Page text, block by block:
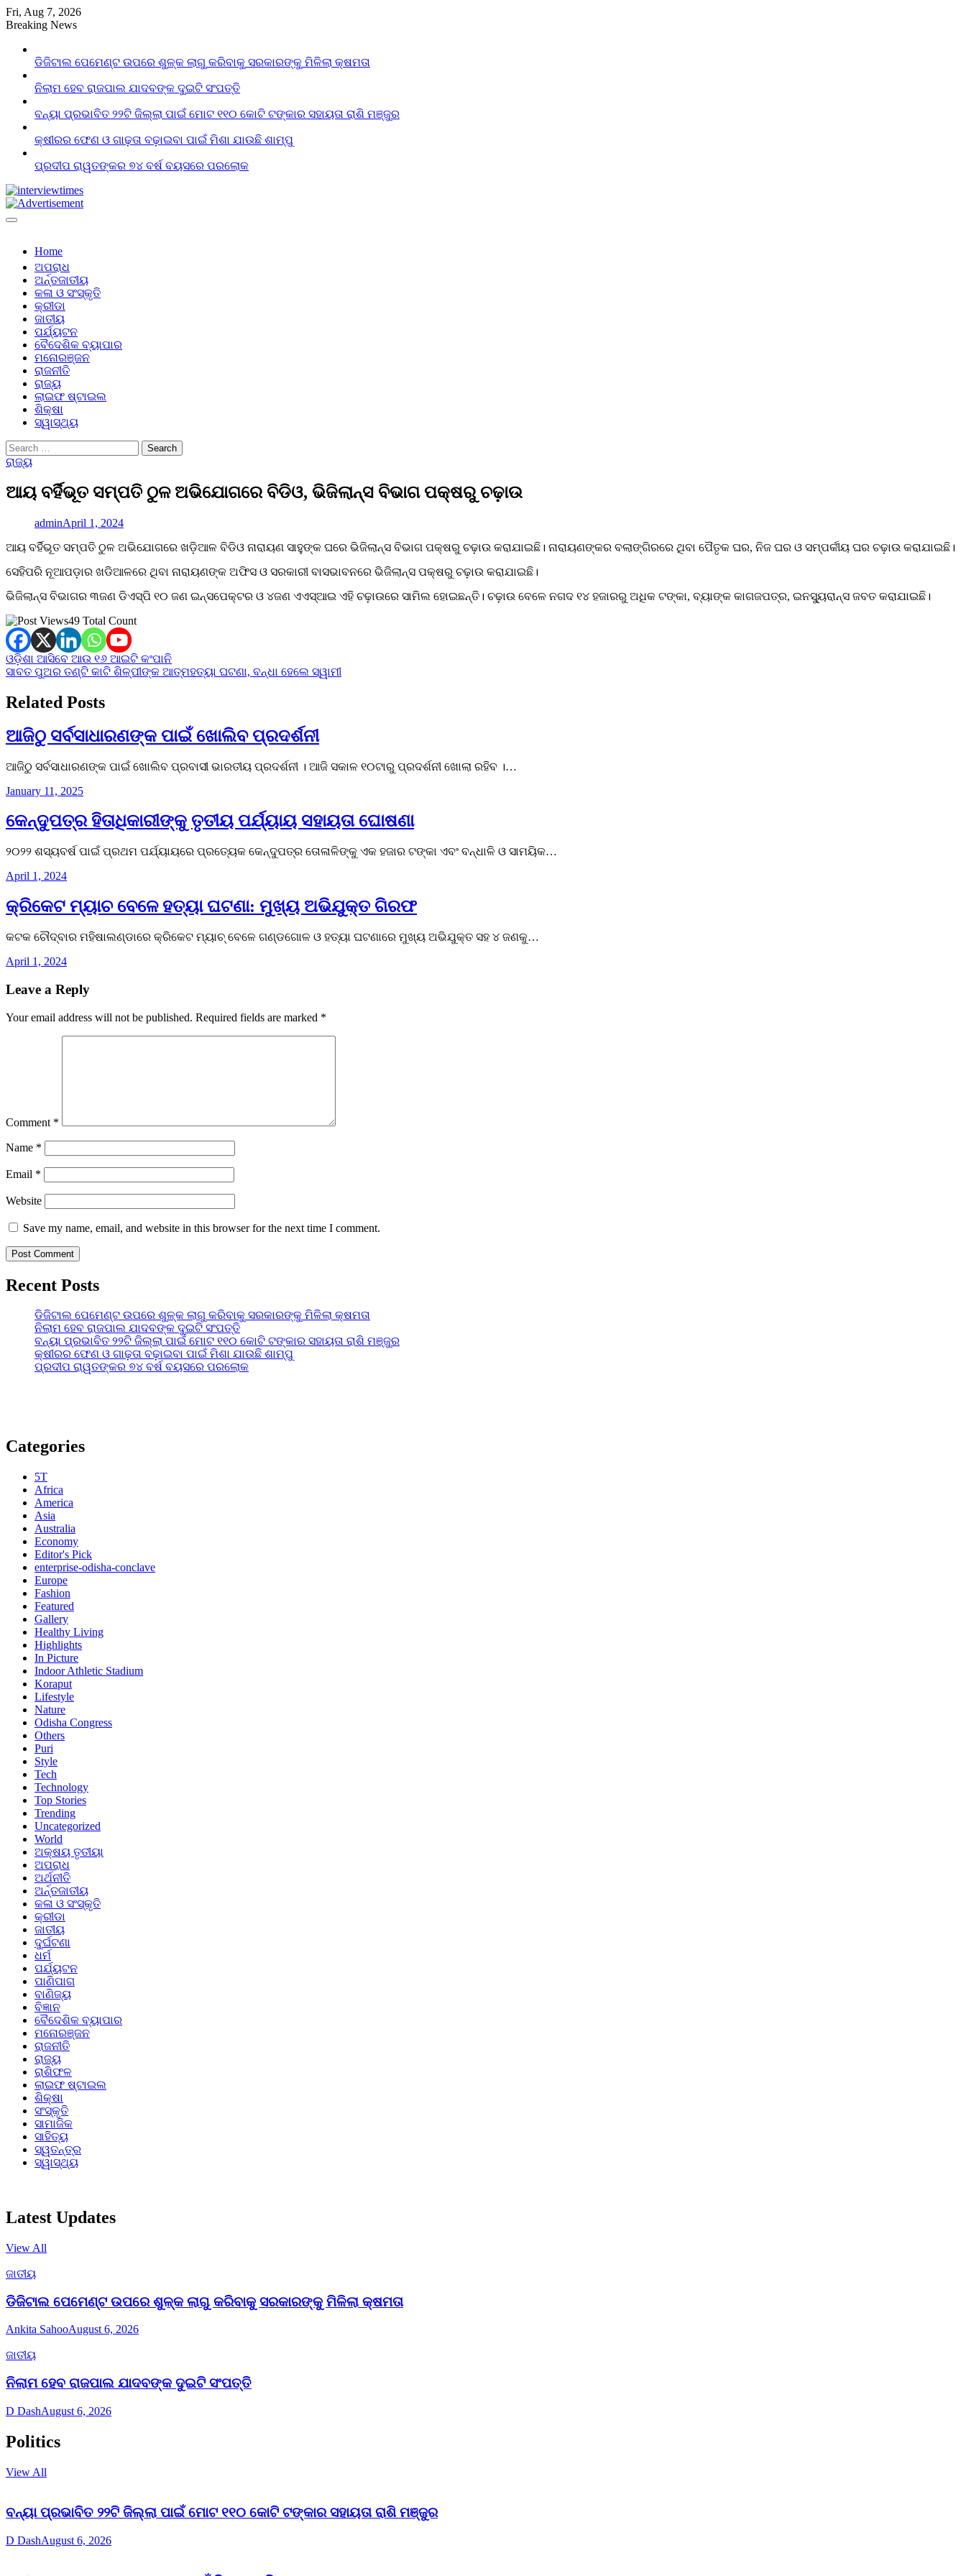
Skip
to
Fri, Aug 7, 2026
Breaking News
ଡିଜିଟାଲ ପେମେଣ୍ଟ ଉପରେ ଶୁଳ୍କ ଲାଗୁ କରିବାକୁ ସରକାରଙ୍କୁ ମିଳିଲା କ୍ଷମତା
ନିଲାମ ହେବ ରାଜପାଲ ଯାଦବଙ୍କ ଦୁଇଟି ସଂପତ୍ତି
ବନ୍ୟା ପ୍ରଭାବିତ ୨୨ଟି ଜିଲ୍ଲା ପାଇଁ ମୋଟ ୧୧୦ କୋଟି ଟଙ୍କାର ସହାୟତା ରାଶି ମଞ୍ଜୁର
କ୍ଷୀରର ଫେଣ ଓ ଗାଢ଼ତା ବଢ଼ାଇବା ପାଇଁ ମିଶା ଯାଉଛି ଶାମ୍ପୁ
ପ୍ରଦୀପ ରାୱତଙ୍କର ୭୪ ବର୍ଷ ବୟସରେ ପରଲୋକ
Home
ଅପରାଧ
ଅର୍ନ୍ତଜାତୀୟ
କଳା ଓ ସଂସ୍କୃତି
କ୍ରୀଡା
ଜାତୀୟ
ପର୍ଯ୍ୟଟନ
ବୈଦେଶିକ ବ୍ୟାପାର
ମନୋରଞ୍ଜନ
ରାଜନୀତି
ରାଜ୍ୟ
ଲାଇଫ ଷ୍ଟାଇଲ
ଶିକ୍ଷା
ସ୍ୱାସ୍ଥ୍ୟ
Search
for:
ରାଜ୍ୟ
ଆୟ ବର୍ହିଭୂତ ସମ୍ପତି ଠୁଳ ଅଭିଯୋଗରେ ବିଡିଓ, ଭିଜିଲାନ୍ସ ବିଭାଗ ପକ୍ଷରୁ ଚଢ଼ାଉ
adminApril 1, 2024
ଆୟ ବର୍ହିଭୂତ ସମ୍ପତି ଠୁଳ ଅଭିଯୋଗରେ ଖଡ଼ିଆଳ ବିଡିଓ ନାରାୟଣ ସାହୁଙ୍କ ଘରେ ଭିଜିଲାନ୍ସ ବିଭାଗ ପକ୍ଷରୁ ଚଢ଼ାଉ କରାଯାଇଛି। ନାରାୟଣଙ୍କର ବଲାଙ୍ଗିରରେ ଥିବା ପୈତୃକ ଘର, ନିଜ ଘର ଓ ସମ୍ପର୍କୀୟ ଘର ଚଢ଼ାଉ କରାଯାଇଛି।
ସେହିପରି ନୂଆପଡ଼ାର ଖଡିଆଳରେ ଥିବା ନାରାୟଣଙ୍କ ଅଫିସ ଓ ସରକାରୀ ବାସଭାବନରେ ଭିଜିଲାନ୍ସ ପକ୍ଷରୁ ଚଢ଼ାଉ କରାଯାଇଛି।
ଭିଜିଲାନ୍ସ ବିଭାଗର ୩ଜଣ ଡିଏସ୍ପି ୧୦ ଜଣ ଇନ୍ସପେକ୍ଟର ଓ ୪ଜଣ ଏଏସ୍ଆଇ ଏହି ଚଢ଼ାଉରେ ସାମିଲ ହୋଇଛନ୍ତି। ଚଢ଼ାଉ ବେଳେ ନଗଦ ୧୪ ହଜାରରୁ ଅଧିକ ଟଙ୍କା, ବ୍ୟାଙ୍କ କାଗଜପତ୍ର, ଇନସ୍ୟୁରାନ୍ସ ଜବତ କରାଯାଇଛି।
49 Total Count
Post
navigation
ଓଡ଼ିଶା ଆସିବେ ଆଉ ୧୬ ଆଇଟି କଂପାନି
ସାବତ ପୁଅର ତଣ୍ଟି କାଟି ଶିଳ୍ପୀଙ୍କ ଆତ୍ମହତ୍ୟା ଘଟଣା, ବନ୍ଧା ହେଲେ ସ୍ୱାମୀ
Related Posts
ଆଜିଠୁ ସର୍ବସାଧାରଣଙ୍କ ପାଇଁ ଖୋଲିବ ପ୍ରଦର୍ଶନୀ
ଆଜିଠୁ ସର୍ବସାଧାରଣଙ୍କ ପାଇଁ ଖୋଲିବ ପ୍ରବାସୀ ଭାରତୀୟ ପ୍ରଦର୍ଶନୀ । ଆଜି ସକାଳ ୧୦ଟାରୁ ପ୍ରଦର୍ଶନୀ ଖୋଲା ରହିବ ।…
January 11, 2025
କେନ୍ଦୁପତ୍ର ହିତାଧିକାରୀଙ୍କୁ ତୃତୀୟ ପର୍ଯ୍ୟାୟ ସହାୟତା ଘୋଷଣା
୨୦୨୨ ଶସ୍ୟବର୍ଷ ପାଇଁ ପ୍ରଥମ ପର୍ଯ୍ୟାୟରେ ପ୍ରତ୍ୟେକ କେନ୍ଦୁପତ୍ର ତୋଳାଳିଙ୍କୁ ଏକ ହଜାର ଟଙ୍କା ଏବଂ ବନ୍ଧାଳି ଓ ସାମୟିକ…
April 1, 2024
କ୍ରିକେଟ ମ୍ୟାଚ ବେଳେ ହତ୍ୟା ଘଟଣା: ମୁଖ୍ୟ ଅଭିଯୁକ୍ତ ଗିରଫ
କଟକ ଚୌଦ୍ବାର ମହିଷାଲଣ୍ଡାରେ କ୍ରିକେଟ ମ୍ୟାଚ୍ ବେଳେ ଗଣ୍ଡଗୋଳ ଓ ହତ୍ୟା ଘଟଣାରେ ମୁଖ୍ୟ ଅଭିଯୁକ୍ତ ସହ ୪ ଜଣକୁ…
April 1, 2024
Leave a Reply
Your email address will not be published. Required fields are marked *
Comment *
Name *
Email *
Website
Save my name, email, and website in this browser for the next time I comment.
Recent Posts
ଡିଜିଟାଲ ପେମେଣ୍ଟ ଉପରେ ଶୁଳ୍କ ଲାଗୁ କରିବାକୁ ସରକାରଙ୍କୁ ମିଳିଲା କ୍ଷମତା
ନିଲାମ ହେବ ରାଜପାଲ ଯାଦବଙ୍କ ଦୁଇଟି ସଂପତ୍ତି
ବନ୍ୟା ପ୍ରଭାବିତ ୨୨ଟି ଜିଲ୍ଲା ପାଇଁ ମୋଟ ୧୧୦ କୋଟି ଟଙ୍କାର ସହାୟତା ରାଶି ମଞ୍ଜୁର
କ୍ଷୀରର ଫେଣ ଓ ଗାଢ଼ତା ବଢ଼ାଇବା ପାଇଁ ମିଶା ଯାଉଛି ଶାମ୍ପୁ
ପ୍ରଦୀପ ରାୱତଙ୍କର ୭୪ ବର୍ଷ ବୟସରେ ପରଲୋକ
Categories
5T
Africa
America
Asia
Australia
Economy
Editor's Pick
enterprise-odisha-conclave
Europe
Fashion
Featured
Gallery
Healthy Living
Highlights
In Picture
Indoor Athletic Stadium
Koraput
Lifestyle
Nature
Odisha Congress
Others
Puri
Style
Tech
Technology
Top Stories
Trending
Uncategorized
World
ଅକ୍ଷୟ ତୃତୀୟା
ଅପରାଧ
ଅର୍ଥନୀତି
ଅର୍ନ୍ତଜାତୀୟ
କଳା ଓ ସଂସ୍କୃତି
କ୍ରୀଡା
ଜାତୀୟ
ଦୁର୍ଘଟଣା
ଧର୍ମ
ପର୍ଯ୍ୟଟନ
ପାଣିପାଗ
ବାଣିଜ୍ୟ
ବିଜ୍ଞାନ
ବୈଦେଶିକ ବ୍ୟାପାର
ମନୋରଞ୍ଜନ
ରାଜନୀତି
ରାଜ୍ୟ
ରାଶିଫଳ
ଲାଇଫ ଷ୍ଟାଇଲ
ଶିକ୍ଷା
ସଂସ୍କୃତି
ସାମାଜିକ
ସାହିତ୍ୟ
ସ୍ୱତନ୍ତ୍ର
ସ୍ୱାସ୍ଥ୍ୟ
Latest Updates
View All
ଜାତୀୟ
ଡିଜିଟାଲ ପେମେଣ୍ଟ ଉପରେ ଶୁଳ୍କ ଲାଗୁ କରିବାକୁ ସରକାରଙ୍କୁ ମିଳିଲା କ୍ଷମତା
Ankita SahooAugust 6, 2026
ଜାତୀୟ
ନିଲାମ ହେବ ରାଜପାଲ ଯାଦବଙ୍କ ଦୁଇଟି ସଂପତ୍ତି
D DashAugust 6, 2026
Politics
View All
ବନ୍ୟା ପ୍ରଭାବିତ ୨୨ଟି ଜିଲ୍ଲା ପାଇଁ ମୋଟ ୧୧୦ କୋଟି ଟଙ୍କାର ସହାୟତା ରାଶି ମଞ୍ଜୁର
D DashAugust 6, 2026